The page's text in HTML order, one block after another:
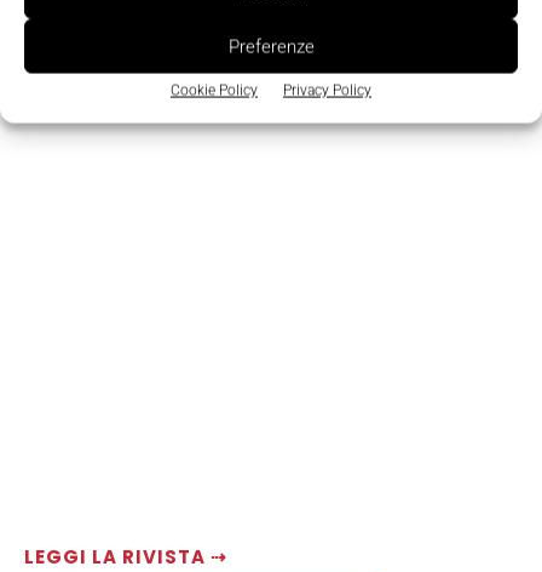
Preferenze
Cookie Policy Privacy Policy
LEGGI LA RIVISTA ⇢
Molex